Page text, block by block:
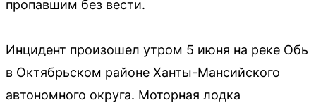
пропавшим без вести.
Инцидент произошел утром 5 июня на реке Обь
в Октябрьском районе Ханты-Мансийского
автономного округа. Моторная лодка